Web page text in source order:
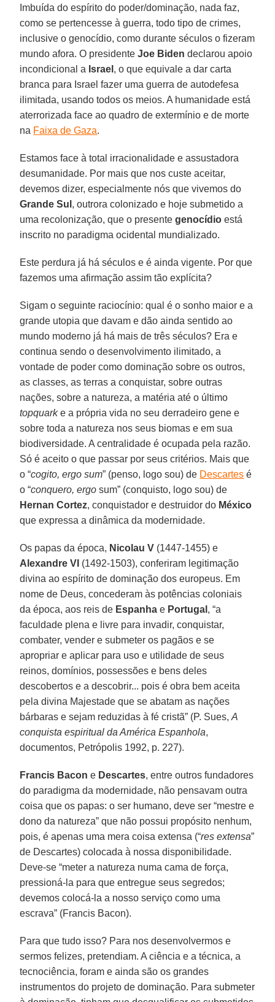
Imbuída do espírito do poder/dominação, nada faz,
como se pertencesse à guerra, todo tipo de crimes,
inclusive o genocídio, como durante séculos o fizeram
mundo afora. O presidenteJoe Biden declarou apoio
incondicional a Israel , o que equivale a dar carta
branca para Israel fazer uma guerra de autodefesa
ilimitada, usando todos os meios. A humanidade está
aterrorizada face ao quadro de extermínio e de morte
na Faixa de Gaza.
Estamos face à total irracionalidade e assustadora
desumanidade. Por mais que nos custe aceitar,
devemos dizer, especialmente nós que vivemos do
Grande Sul , outrora colonizado e hoje submetido a
uma recolonização, que o presentegenocídio está
inscrito no paradigma ocidental mundializado.
Este perdura já há séculos e é ainda vigente. Por que
fazemos uma afirmação assim tão explícita?
Sigam o seguinte raciocínio: qual é o sonho maior e a
grande utopia que davam e dão ainda sentido ao
mundo moderno já há mais de três séculos? Era e
continua sendo o desenvolvimento ilimitado, a
vontade de poder como dominação sobre os outros,
as classes, as terras a conquistar, sobre outras
nações, sobre a natureza, a matéria até o último
topquarke a própria vida no seu derradeiro gene e
sobre toda a natureza nos seus biomas e em sua
biodiversidade. A centralidade é ocupada pela razão.
Só é aceito o que passar por seus critérios. Mais que
o “cogito, ergo sum” (penso, logo sou) de Descartes é
o “conquero, ergo sum” (conquisto, logo sou) de
Hernan Cortez, conquistador e destruidor do México
que expressa a dinâmica da modernidade.
Os papas da época, Nicolau V (1447-1455) e
Alexandre VI (1492-1503), conferiram legitimação
divina ao espírito de dominação dos europeus. Em
nome de Deus, concederam às potências coloniais
da época, aos reis de Espanha e Portugal , “a
faculdade plena e livre para invadir, conquistar,
combater, vender e submeter os pagãos e se
apropriar e aplicar para uso e utilidade de seus
reinos, domínios, possessões e bens deles
descobertos e a descobrir... pois é obra bem aceita
pela divina Majestade que se abatam as nações
bárbaras e sejam reduzidas à fé cristã” (P. Sues,A
conquista espiritual da América Espanhola,
documentos, Petrópolis 1992, p. 227).
Francis Bacon e Descartes, entre outros fundadores
do paradigma da modernidade, não pensavam outra
coisa que os papas: o ser humano, deve ser “mestre e
dono da natureza” que não possui propósito nenhum,
pois, é apenas uma mera coisa extensa (“res extensa”
de Descartes) colocada à nossa disponibilidade.
Deve-se “meter a natureza numa cama de força,
pressioná-la para que entregue seus segredos;
devemos colocá-la a nosso serviço como uma
escrava” (Francis Bacon).
Para que tudo isso? Para nos desenvolvermos e
sermos felizes, pretendiam. A ciência e a técnica, a
tecnociência, foram e ainda são os grandes
instrumentos do projeto de dominação. Para submeter